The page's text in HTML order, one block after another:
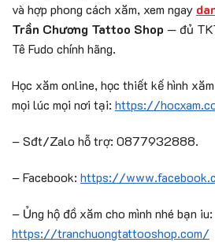
và hợp phong cách xăm, xem ngay
Trần Chương Tattoo Shop — đủ
Tê Fudo chính hãng.
Học xăm online, học thiết kế hình
mọi lúc mọi nơi tại: https://
– Sđt/Zalo hỗ trợ: 0877932888.
– Facebook: https://
– Ủng hộ đồ xăm cho mình nhé bạn iu:
https://tranchuongtattooshop.com/